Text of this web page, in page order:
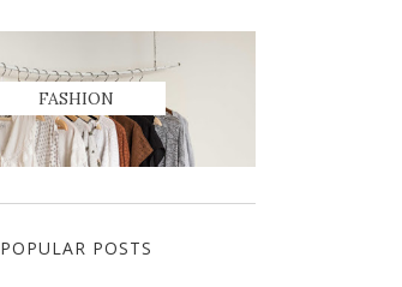
FASHION
POPULAR POSTS